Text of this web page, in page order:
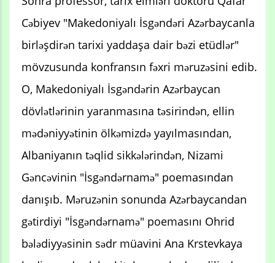
Cəbiyev "Makedoniyalı İsgəndəri Azərbaycanla
birləşdirən tarixi yaddaşa dair bəzi etüdlər"
mövzusunda konfransın fəxri məruzəsini edib.
O, Makedoniyalı İsgəndərin Azərbaycan
dövlətlərinin yaranmasına təsirindən, ellin
mədəniyyətinin ölkəmizdə yayılmasından,
Albaniyanın təqlid sikkələrindən, Nizami
Gəncəvinin "İsgəndərnamə" poemasından
danışıb. Məruzənin sonunda Azərbaycandan
gətirdiyi "İsgəndərnamə" poemasını Ohrid
bələdiyyəsinin sədr müavini Ana Krstevkaya